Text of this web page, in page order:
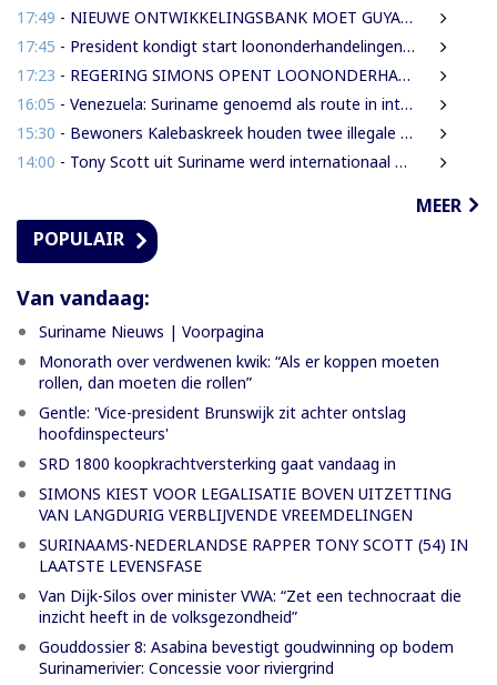
17:49 - NIEUWE ONTWIKKELINGSBANK MOET GUYANESE BEDRIJVEN KLAARSTOMEN OM BUITENLANDSE BEDRIJVEN TE VERVANGEN
17:45 - President kondigt start loononderhandelingen met vakbonden aan
17:23 - REGERING SIMONS OPENT LOONONDERHANDELINGEN MET OVERHEIDSVAKBONDEN NA LICHTE FINANCIËLE ADEMRUIMTE
16:05 - Venezuela: Suriname genoemd als route in internationale cocaïnesmokkel naar Europa
15:30 - Bewoners Kalebaskreek houden twee illegale vreemdelingen aan met vuurwapen en communicatieapparatuur
14:00 - Tony Scott uit Suriname werd internationaal bekend door zijn hiphouse muziek
MEER
POPULAIR
Van vandaag:
Suriname Nieuws | Voorpagina
Monorath over verdwenen kwik: “Als er koppen moeten
rollen, dan moeten die rollen”
Gentle: 'Vice-president Brunswijk zit achter ontslag
hoofdinspecteurs'
SRD 1800 koopkrachtversterking gaat vandaag in
SIMONS KIEST VOOR LEGALISATIE BOVEN UITZETTING
VAN LANGDURIG VERBLIJVENDE VREEMDELINGEN
SURINAAMS-NEDERLANDSE RAPPER TONY SCOTT (54) IN
LAATSTE LEVENSFASE
Van Dijk-Silos over minister VWA: “Zet een technocraat die
inzicht heeft in de volksgezondheid”
Gouddossier 8: Asabina bevestigt goudwinning op bodem
Surinamerivier: Concessie voor riviergrind